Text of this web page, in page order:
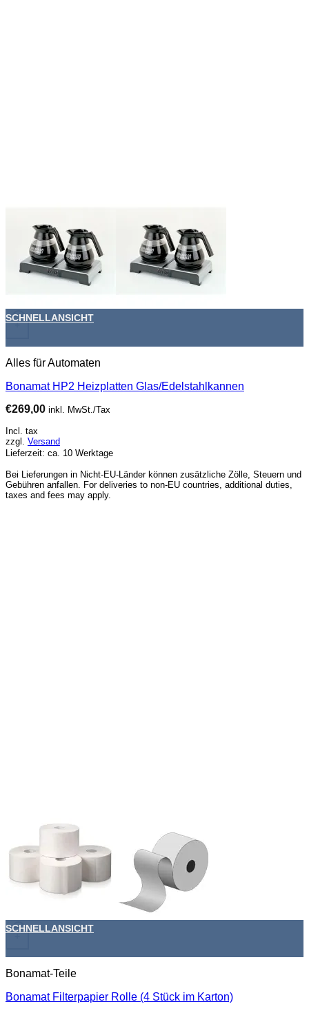
+
SCHNELLANSICHT
Alles für Automaten
Bonamat HP2 Heizplatten Glas/Edelstahlkannen
€269,00 inkl. MwSt./Tax
Incl. tax
zzgl. Versand
Lieferzeit: ca. 10 Werktage
Bei Lieferungen in Nicht-EU-Länder können zusätzliche Zölle, Steuern und
Gebühren anfallen. For deliveries to non-EU countries, additional duties,
taxes and fees may apply.
+
SCHNELLANSICHT
Bonamat-Teile
Bonamat Filterpapier Rolle (4 Stück im Karton)